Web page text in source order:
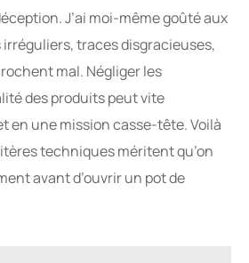
J’ai moi-même goûté aux
traces disgracieuses,
mal. Négliger les
des produits peut vite
en une mission casse-tête. Voilà
techniques méritent qu’on
avant d’ouvrir un pot de